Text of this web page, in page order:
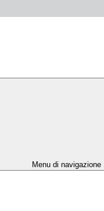
Menu di navigazione